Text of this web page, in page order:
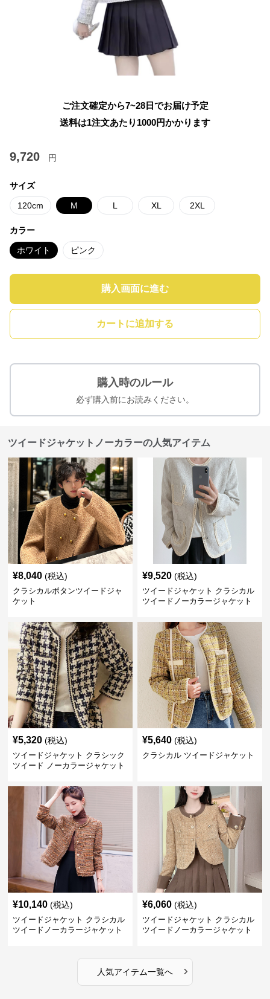
ご注文確定から7~28日でお届け予定
送料は1注文あたり 1000円かかります
9,720 円
サイズ
120cm M L XL 2XL
カラー
ホワイト ピンク
購入画面に進む
カートに追加する
購入時のルール
必ず購入前にお読みください。
ツイードジャケットノーカラーの人気アイテム
¥8,040 (税込)
クラシカルボタンツイードジャ
ケット
¥9,520 (税込)
ツイードジャケット クラシカル
ツイードノーカラージャケット
¥5,320 (税込)
ツイードジャケット クラシック
ツイード ノーカラージャケット
¥5,640 (税込)
クラシカル ツイードジャケット
¥10,140 (税込)
ツイードジャケット クラシカル
ツイードノーカラージャケット
¥6,060 (税込)
ツイードジャケット クラシカル
ツイードノーカラージャケット
人気アイテム一覧へ ›